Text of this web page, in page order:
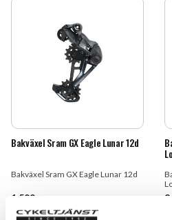
Bakväxel Sram GX Eagle Lunar 12d
Bakväxel Sram GX Eagle Lunar 12d
1 599